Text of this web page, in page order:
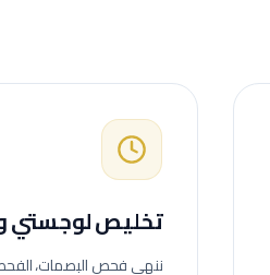
تخليص لوجستي
ننهي فحص البصمات،